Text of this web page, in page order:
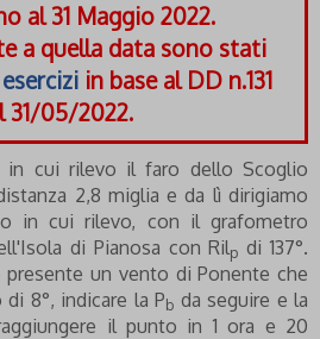
al 31 Maggio 2022.
a quella data sono stati
in base al DD n.131
31/05/2022.
in cui rilevo il faro dello Scoglio
2,8 miglia e da lì dirigiamo
in cui rilevo, con il grafometro
di Pianosa con Rilp di 137°.
un vento di Ponente che
8°, indicare la P b da seguire e la
il punto in 1 ora e 20